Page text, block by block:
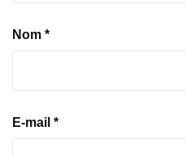
Nom *
E-mail *